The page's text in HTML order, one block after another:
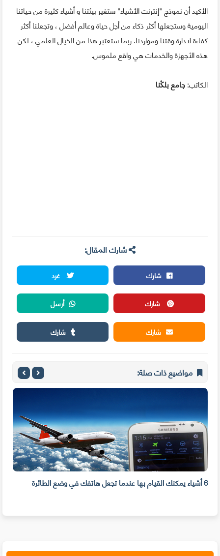
الأكيد أن نموذج "إنترنت الأشياء" ستغير بيئتنا و أشياء كثيرة من حياتنا
اليومية وستجعلها أكثر ذكاء من أجل حياة وعالم أفضل ، وتجعلنا أكثر
كفاءة لادارة وقتنا ومواردنا. ربما ستعتبر هذا من الخيال العلمي ، لكن
هذه الأجهزة والخدمات هي واقع ملموس.
الكاتب:جامع بلڭنا
شارك المقال:
شارك
غرد
شارك
أرسل
شارك
شارك
مواضيع ذات صلة:
6 أشياء يمكنك القيام بها عندما تجعل هاتفك في وضع الطائرة